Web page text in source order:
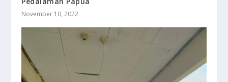
November 10, 2022